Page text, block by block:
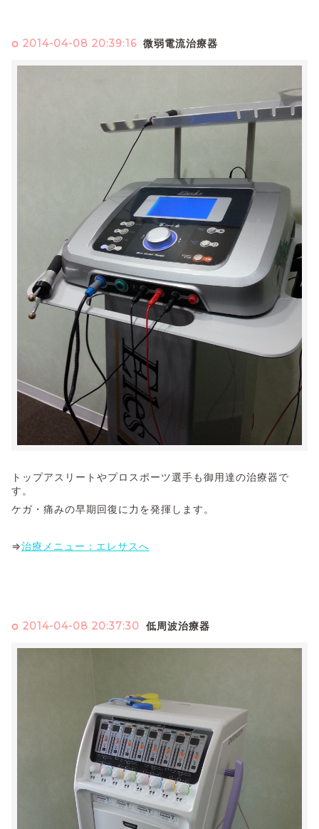
2014-04-08 20:39:16 微弱電流治療器
トップアスリートやプロスポーツ選手も御用達の治療器で
す。
ケガ・痛みの早期回復に力を発揮します。
⇒治療メニュー：エレサスへ
2014-04-08 20:37:30 低周波治療器